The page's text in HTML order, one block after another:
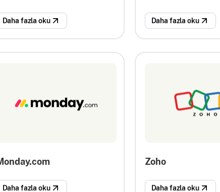
Daha fazla oku Daha fazla oku
Daha fazla oku
Zoho
Daha fazla oku